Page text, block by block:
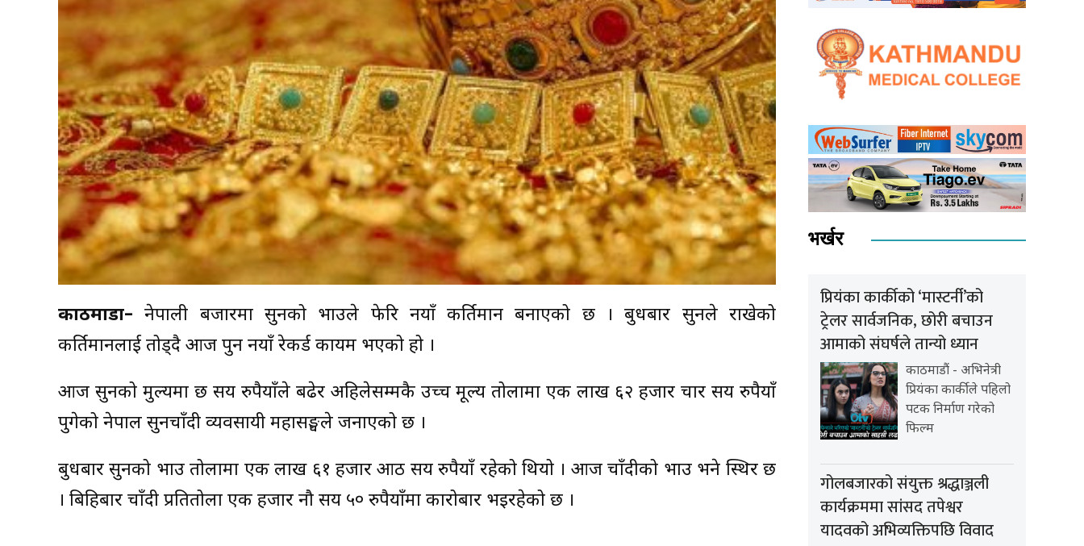
काठमाडौं– नेपाली बजारमा सुनको भाउले फेरि नयाँ कीर्तिमान बनाएको छ । बुधबार सुनले राखेको
कीर्तिमानलाई तोड्दै आज पुन नयाँ रेकर्ड कायम भएको हो ।
आज सुनको मुल्यमा छ सय रुपैयाँले बढेर अहिलेसम्मकै उच्च मूल्य तोलामा एक लाख ६२ हजार चार सय रुपैयाँ
पुगेको नेपाल सुनचाँदी व्यवसायी महासङ्घले जनाएको छ ।
बुधबार सुनको भाउ तोलामा एक लाख ६१ हजार आठ सय रुपैयाँ रहेको थियो । आज चाँदीको भाउ भने स्थिर छ
। बिहिबार चाँदी प्रतितोला एक हजार नौ सय ५० रुपैयाँमा कारोबार भइरहेको छ ।
भर्खर
प्रियंका कार्कीको ‘मास्टर्नी’को
ट्रेलर सार्वजनिक, छोरी बचाउन
आमाको संघर्षले तान्यो ध्यान
काठमाडौं - अभिनेत्री
प्रियंका कार्कीले पहिलो
पटक निर्माण गरेको
फिल्म
गोलबजारको संयुक्त श्रद्धाञ्जली
कार्यक्रममा सांसद तपेश्वर
यादवको अभिव्यक्तिपछि विवाद